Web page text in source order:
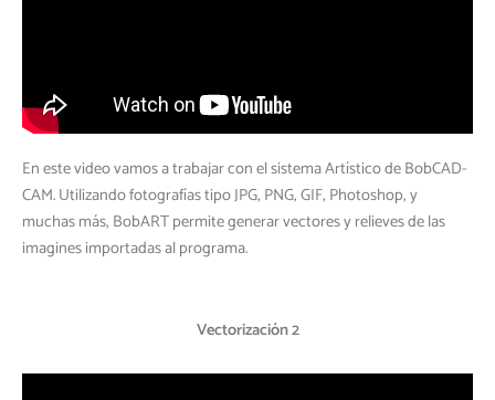
En este video vamos a trabajar con el sistema Artístico de BobCAD-
CAM. Utilizando fotografías tipo JPG, PNG, GIF, Photoshop, y
muchas más, BobART permite generar vectores y relieves de las
imagines importadas al programa.
Vectorización 2